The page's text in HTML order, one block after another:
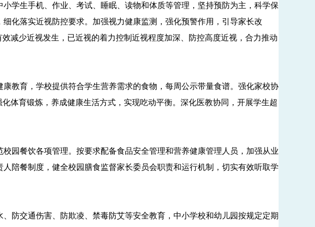
生手机、作业、考试、睡眠、读物和体质等管理，坚持预防为主，科学保
化落实近视防控要求。加强视力健康监测，强化预警作用，引导家长改
减少近视发生，已近视的着力控制近视程度加深、防控高度近视，合力推动
育，学校提供符合学生营养需求的食物，每周公示带量食谱。强化家校协
体育锻炼，养成健康生活方式，实现吃动平衡。深化医教协同，开展学生超
餐饮各项管理。按要求配备食品安全管理和营养健康管理人员，加强从业
陪餐制度，健全校园膳食监督家长委员会职责和运行机制，切实有效听取学
交通伤害、防欺凌、禁毒防艾等安全教育，中小学校和幼儿园按规定定期